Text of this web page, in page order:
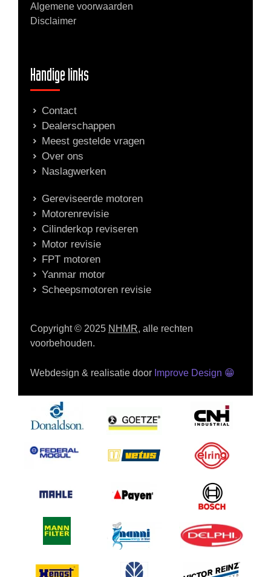
Algemene voorwaarden
Disclaimer
Handige links
Contact
Dealerschappen
Meest gestelde vragen
Over ons
Naslagwerken
Gereviseerde motoren
Motorenrevisie
Cilinderkop reviseren
Motor revisie
FPT motoren
Yanmar motor
Scheepsmotoren revisie
Copyright © 2025 NHMR, alle rechten
voorbehouden.
Webdesign & realisatie door Improve Design 😁